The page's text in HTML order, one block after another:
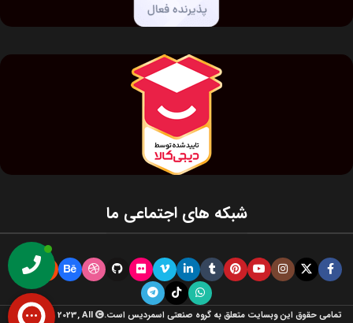
شبکه های اجتماعی ما
تمامی حقوق این وبسایت متعلق به گروه صنعتی اسمردیس است. Copyright 2023, All